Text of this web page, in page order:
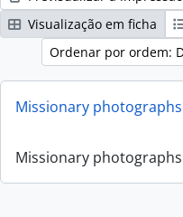
Visualização em ficha
Ordenar por ordem:
Missionary
Missionary